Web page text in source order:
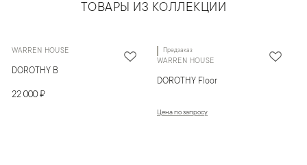
ТОВАРЫ ИЗ КОЛЛЕКЦИИ
WARREN HOUSE
DOROTHY B
22 000 ₽
Предзаказ
WARREN HOUSE
DOROTHY Floor
Цена по запросу